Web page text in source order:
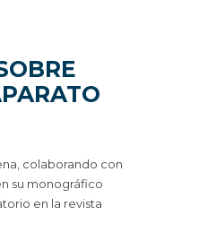
colaborando con
su monográfico
en la revista